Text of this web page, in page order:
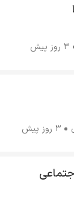
3 روز پیش
3 روز پیش